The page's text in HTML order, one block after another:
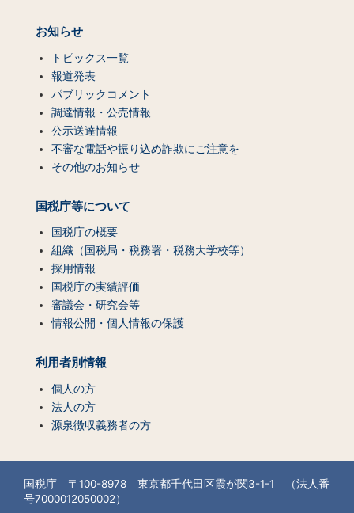
お知らせ
トピックス一覧
報道発表
パブリックコメント
調達情報・公売情報
公示送達情報
不審な電話や振り込め詐欺にご注意を
その他のお知らせ
国税庁等について
国税庁の概要
組織（国税局・税務署・税務大学校等）
採用情報
国税庁の実績評価
審議会・研究会等
情報公開・個人情報の保護
利用者別情報
個人の方
法人の方
源泉徴収義務者の方
国税庁 〒100-8978 東京都千代田区霞が関3-1-1 （法人番
号7000012050002）